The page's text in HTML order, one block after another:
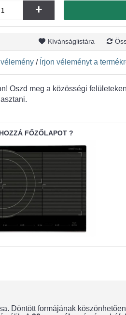
+
Kívánságlistára
/ Írjon véleményt a
Oszd meg a közösségi
FŐZŐLAPOT ?
Döntött formájának